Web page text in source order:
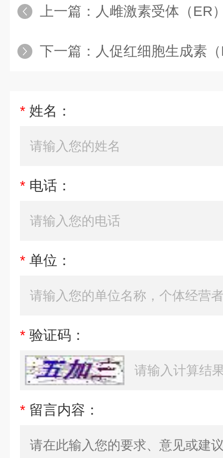
上一篇： 人雌激素受体（ER
下一篇： 人促红细胞生成素（
* 姓名：
* 电话：
* 单位：
* 验证码：
* 留言内容：